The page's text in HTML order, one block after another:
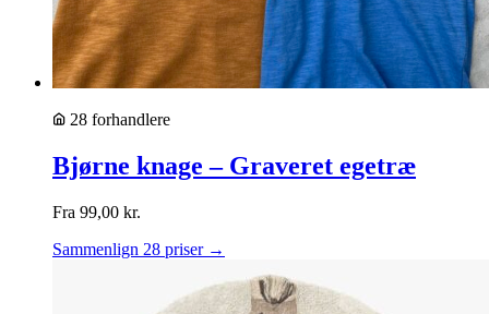
28 forhandlere
Bjørne knage – Graveret egetræ
Fra 99,00 kr.
Sammenlign 28 priser →